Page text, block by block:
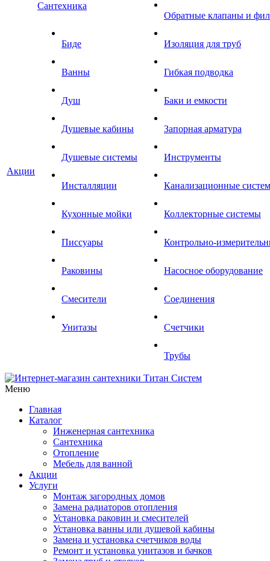
Акции
Сантехника
Биде
Ванны
Душ
Душевые кабины
Душевые системы
Инсталляции
Кухонные мойки
Писсуары
Раковины
Смесители
Унитазы
Обратные клапаны и
Изоляция для труб
Гибкая подводка
Баки и емкости
Запорная арматура
Инструменты
Канализационные
Коллекторные системы
Контрольно-
Насосное оборудование
Соединения
Счетчики
Трубы
Меню
Главная
Каталог
Инженерная сантехника
Сантехника
Отопление
Мебель для ванной
Акции
Услуги
Монтаж загородных домов
Замена радиаторов отопления
Установка раковин и смесителей
Установка ванны или душевой кабины
Замена и установка счетчиков воды
Ремонт и установка унитазов и бачков